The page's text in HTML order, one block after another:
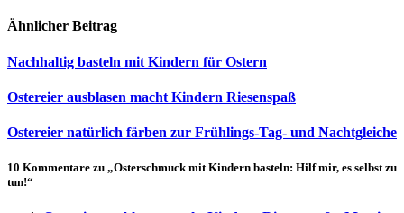
Ähnlicher Beitrag
Nachhaltig basteln mit Kindern für Ostern
Ostereier ausblasen macht Kindern Riesenspaß
Ostereier natürlich färben zur Frühlings-Tag- und Nachtgleiche
10 Kommentare zu „Osterschmuck mit Kindern basteln: Hilf mir, es selbst zu
tun!“